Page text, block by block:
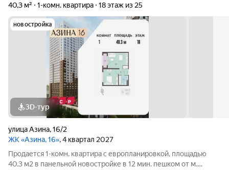
40,3 м²
1-комн. квартира 18 этаж из 25
новостройка
3D-тур
улица Азина,16/2
ЖК «Азина, 16», 4 квартал 2027
Продается 1-комн. квартира с европланировкой, площадью
40.3 м2 в панельной новостройке в 12 мин. пешком от м.